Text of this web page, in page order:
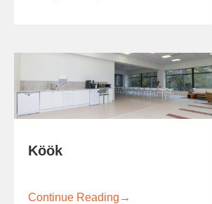
Köök
Continue Reading →